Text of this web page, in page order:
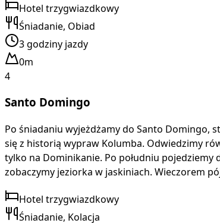
Hotel trzygwiazdkowy
Śniadanie, Obiad
3 godziny jazdy
0m
4
Santo Domingo
Po śniadaniu wyjeżdżamy do Santo Domingo,
się z historią wypraw Kolumba. Odwiedzimy
tylko na Dominikanie. Po południu
zobaczymy jeziorka w jaskiniach. Wieczorem
Hotel trzygwiazdkowy
Śniadanie, Kolacja